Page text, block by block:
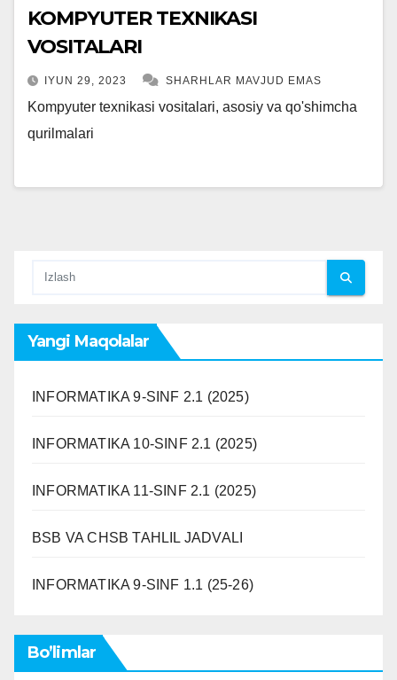
KOMPYUTER TEXNIKASI
VOSITALARI
IYUN 29, 2023 SHARHLAR MAVJUD EMAS
Kompyuter texnikasi vositalari, asosiy va qo'shimcha
qurilmalari
Yangi Maqolalar
INFORMATIKA 9-SINF 2.1 (2025)
INFORMATIKA 10-SINF 2.1 (2025)
INFORMATIKA 11-SINF 2.1 (2025)
BSB VA CHSB TAHLIL JADVALI
INFORMATIKA 9-SINF 1.1 (25-26)
Bo’limlar